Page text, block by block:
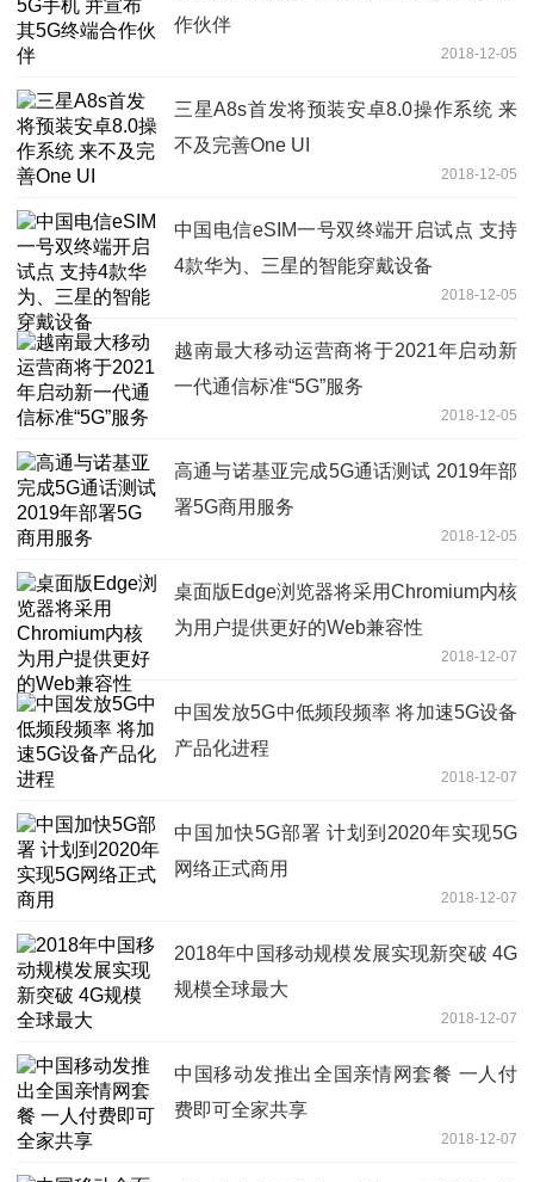
作伙伴
2018-12-05
三星A8s首发将预装安卓8.0操作系统 来
不及完善One UI
2018-12-05
中国电信eSIM一号双终端开启试点 支持
4款华为、三星的智能穿戴设备
2018-12-05
越南最大移动运营商将于2021年启动新
一代通信标准“5G”服务
2018-12-05
高通与诺基亚完成5G通话测试 2019年部
署5G商用服务
2018-12-05
桌面版Edge浏览器将采用Chromium内核
为用户提供更好的Web兼容性
2018-12-07
中国发放5G中低频段频率 将加速5G设备
产品化进程
2018-12-07
中国加快5G部署 计划到2020年实现5G
网络正式商用
2018-12-07
2018年中国移动规模发展实现新突破 4G
规模全球最大
2018-12-07
中国移动发推出全国亲情网套餐 一人付
费即可全家共享
2018-12-07